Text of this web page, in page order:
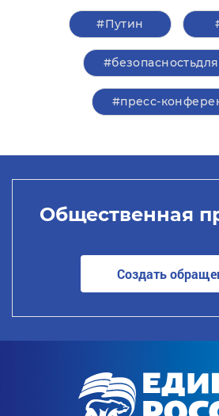
#Путин
#пресс-
Общественная
Создать